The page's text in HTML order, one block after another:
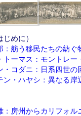
じめに）
：舫う移民たちの紡ぐ
トーマス：モントレ
・コダニ：日系四世
ン・ハヤシ：異なる
：房州からカリフォ